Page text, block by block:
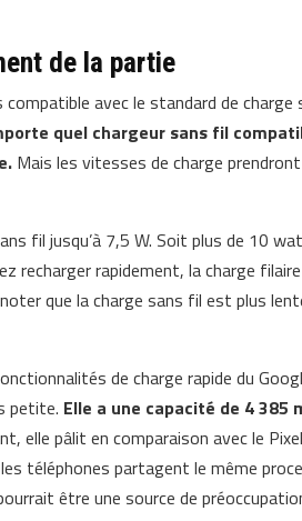
de la partie
avec le standard de charge
quel chargeur sans fil
Mais les vitesses de charge
fil jusqu’à 7,5 W. Soit plus de 10
recharger rapidement, la charge
que la charge sans fil est plus
de charge rapide du
petite. Elle a une capacité de 4 385
elle pâlit en comparaison avec le
téléphones partagent le même
être une source de